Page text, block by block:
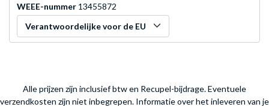
WEEE-nummer 13455872
Verantwoordelijke voor de EU
Alle prijzen zijn inclusief btw en Recupel-bijdrage. Eventuele
verzendkosten zijn niet inbegrepen. Informatie over het inleveren van je